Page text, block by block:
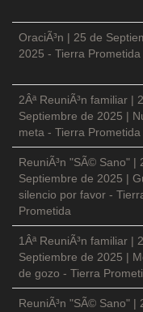
OraciÃ³n | 25 de
2025 - Tierra Prometida
2Âª ReuniÃ³n familiar |
Septiembre de 2025 |
meta - Tierra Prometida
ReuniÃ³n "SÃ© Sano" |
Septiembre de 2025 |
silencio por favor -
Prometida
1Âª ReuniÃ³n familiar |
Septiembre de 2025 |
de gozo - Tierra
ReuniÃ³n "SÃ© Sano" |